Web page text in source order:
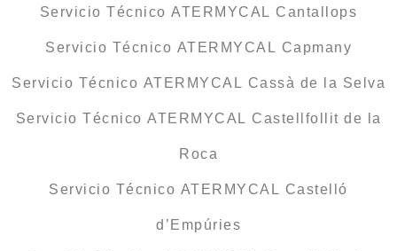
Servicio Técnico ATERMYCAL Cantallops
Servicio Técnico ATERMYCAL Capmany
Servicio Técnico ATERMYCAL Cassà de la Selva
Servicio Técnico ATERMYCAL Castellfollit de la
Roca
Servicio Técnico ATERMYCAL Castelló
d’Empúries